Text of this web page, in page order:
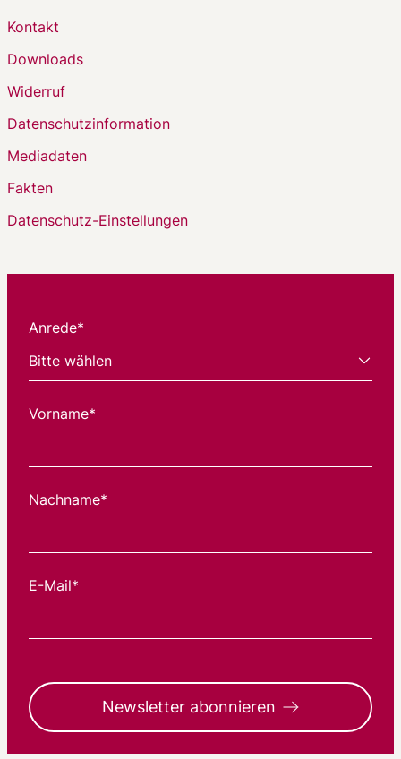
Kontakt
Downloads
Widerruf
Datenschutzinformation
Mediadaten
Fakten
Datenschutz-Einstellungen
Anrede*
Vorname*
Nachname*
E-Mail*
Newsletter abonnieren